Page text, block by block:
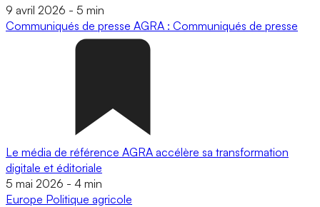
9 avril 2026 - 5 min
Communiqués de presse AGRA : Communiqués de presse
Le média de référence AGRA accélère sa transformation
digitale et éditoriale
5 mai 2026 - 4 min
Europe Politique agricole